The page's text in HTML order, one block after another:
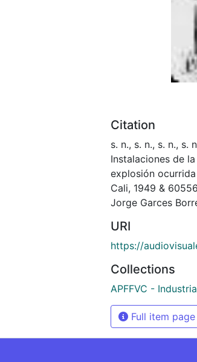
Citation
s. n., s. n., s. n., s.
Instalaciones de
explosión
Cali, 1949 &
Jorge Garces
URI
https://
Collections
APFFVC -
Full item page